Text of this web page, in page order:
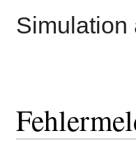
Simulation